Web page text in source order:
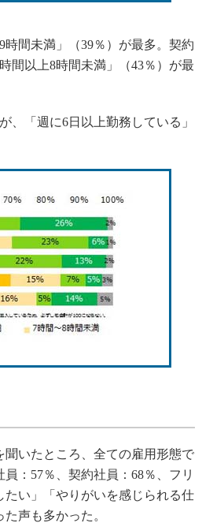
間未満」（39％）が最多。契約
間以上8時間未満」（43％）が最
「週に6日以上勤務している」
いたところ、全ての雇用形態で
：57％、契約社員：68％、フリ
い」「やりがいを感じられる仕
声も多かった。